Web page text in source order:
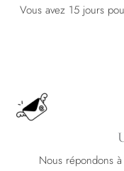
Vous avez 15 jours
Nous répondons